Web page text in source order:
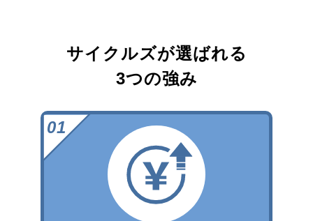
サイクルズが選ばれる
3つの強み